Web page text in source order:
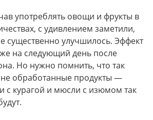
употреблять овощи и фрукты в
с удивлением заметили,
существенно улучшилось. Эффект
на следующий день после
Но нужно помнить, что так
не обработанные продукты —
с курагой и мюсли с изюмом так